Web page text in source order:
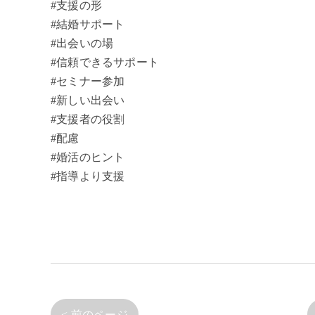
#支援の形
#結婚サポート
#出会いの場
#信頼できるサポート
#セミナー参加
#新しい出会い
#支援者の役割
#配慮
#婚活のヒント
#指導より支援